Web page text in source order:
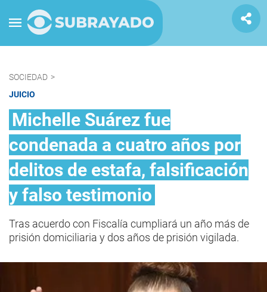
SOCIEDAD >
JUICIO
Michelle Suárez fue
condenada a cuatro años por
delitos de estafa, falsificación
y falso testimonio
Tras acuerdo con Fiscalía cumpliará un año más de
prisión domiciliaria y dos años de prisión vigilada.